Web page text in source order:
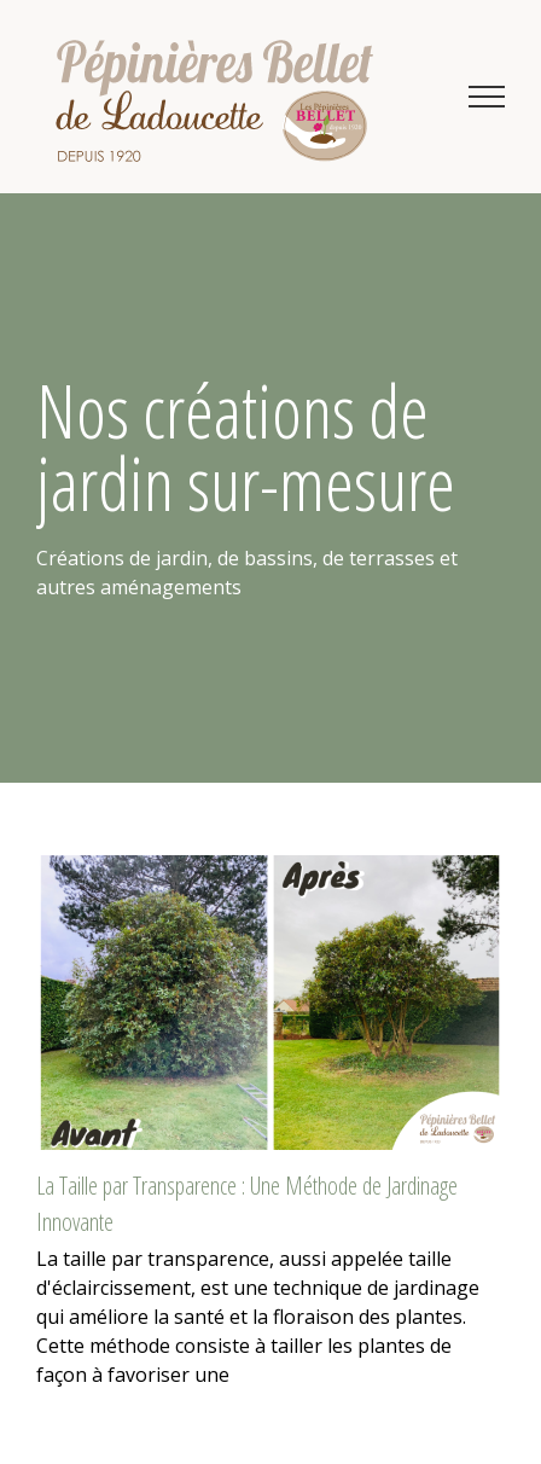
contenu
Nos créations de
jardin sur-mesure
Créations de jardin, de bassins, de terrasses et
autres aménagements
La Taille par Transparence : Une Méthode de Jardinage
Innovante
La taille par transparence, aussi appelée taille
d'éclaircissement, est une technique de jardinage
qui améliore la santé et la floraison des plantes.
Cette méthode consiste à tailler les plantes de
façon à favoriser une